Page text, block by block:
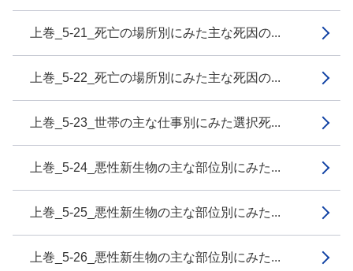
上巻_5-21_死亡の場所別にみた主な死因の...
上巻_5-22_死亡の場所別にみた主な死因の...
上巻_5-23_世帯の主な仕事別にみた選択死...
上巻_5-24_悪性新生物の主な部位別にみた...
上巻_5-25_悪性新生物の主な部位別にみた...
上巻_5-26_悪性新生物の主な部位別にみた...